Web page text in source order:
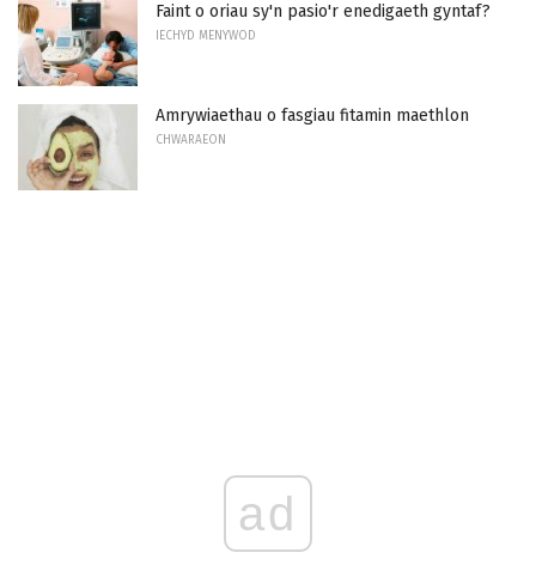
Faint o oriau sy'n pasio'r enedigaeth gyntaf?
IECHYD MENYWOD
Amrywiaethau o fasgiau fitamin maethlon
CHWARAEON
ad